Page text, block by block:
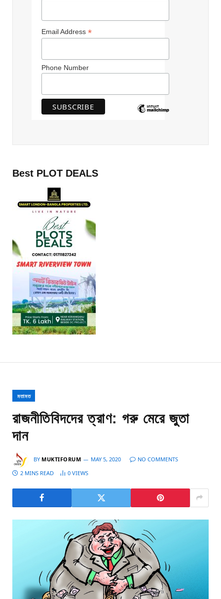
Email Address *
Phone Number
Best PLOT DEALS
মতামত
রাজনীতিবিদদের ত্রাণ: গরু মেরে জুতা
দান
BY MUKTIFORUM MAY 5, 2020
NO COMMENTS
2 MINS READ
0 VIEWS